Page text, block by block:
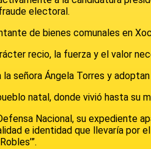
electoral.
de bienes comunales en
recio, la fuerza y el valor
la señora Ángela Torres y
natal, donde vivió hasta su
Nacional, su expediente
e identidad que llevaría por